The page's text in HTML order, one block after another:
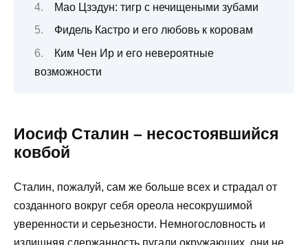
Мао Цзэдун: тигр с нечищеными зубами
Фидель Кастро и его любовь к коровам
Ким Чен Ир и его невероятные
возможности
Иосиф Сталин – несостоявшийся
ковбой
Сталин, пожалуй, сам же больше всех и страдал от
созданного вокруг себя ореола несокрушимой
уверенности и серьезности. Немногословность и
излишняя сдержанность пугали окружающих, они не